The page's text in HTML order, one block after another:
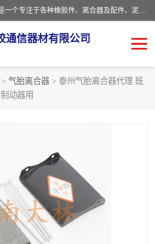
河南大林橡胶通信器材有限公司是一个专注于各种橡胶件、离合器及配件、泥浆泵及配件等产品设计制造和加工的企业。产品应用于矿山、冶金、石油、钢铁、化工、水泥、船舶、造纸、通用机械等各种大功率机械传动或制动装置。
通信器材有限公司
> 气胎离合器 > 泰州气胎离合器代理 既
动器用
气胎离合器
气动元件
CB离合器